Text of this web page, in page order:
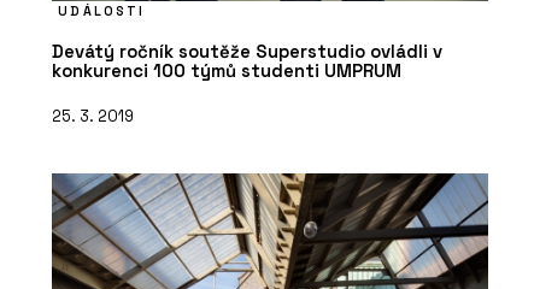
UDÁLOSTI
Devátý ročník soutěže Superstudio ovládli v
konkurenci 100 týmů studenti UMPRUM
25. 3. 2019